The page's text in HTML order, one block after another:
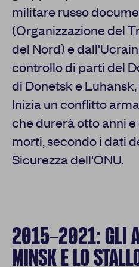
militare russo
(Organizzazione del
del Nord) e
controllo di parti del
di Donetsk e
Inizia un conflitto
che durerà otto anni
morti, secondo i dati
Sicurezza dell'ONU.
2015-2021: GLI
MINSK E LO